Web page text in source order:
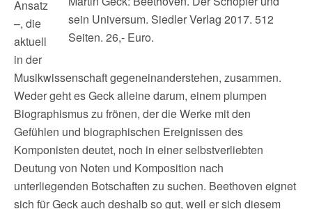
sein Universum. Siedler Verlag 2017. 512
Seiten. 26,- Euro.
Ansatz
–, die
aktuell
in der
Musikwissenschaft gegeneinanderstehen, zusammen.
Weder geht es Geck alleine darum, einem plumpen
Biographismus zu frönen, der die Werke mit den
Gefühlen und biographischen Ereignissen des
Komponisten deutet, noch in einer selbstverliebten
Deutung von Noten und Komposition nach
unterliegenden Botschaften zu suchen. Beethoven eignet
sich für Geck auch deshalb so gut, weil er sich diesem